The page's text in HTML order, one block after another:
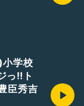
学校
っ‼︎ト
臣秀吉